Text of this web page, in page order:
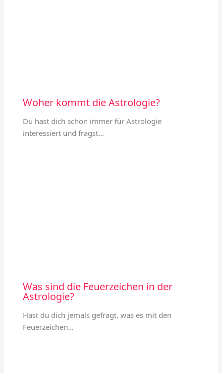
Woher kommt die Astrologie?
Du hast dich schon immer für Astrologie
interessiert und fragst…
Was sind die Feuerzeichen in der
Astrologie?
Hast du dich jemals gefragt, was es mit den
Feuerzeichen…